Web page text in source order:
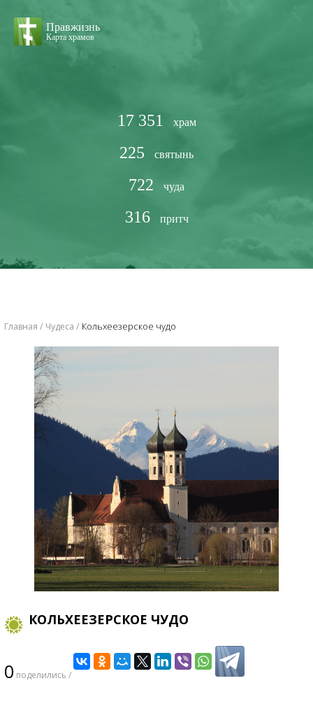
Правжизнь
Карта храмов
17 351 храм
225 святынь
722 чуда
316 притч
Главная Чудеса Кольхеезерское чудо
КОЛЬХЕЕЗЕРСКОЕ ЧУДО
0 поделились /